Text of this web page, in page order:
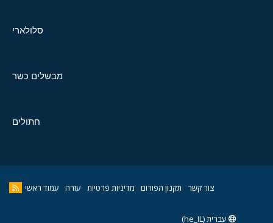
סלולארי
מבשלים כשר
חתולים
צור קשר תקנון הפורום מדיניות פרטיות עזרה עמוד ראשי
עברית (he_IL)